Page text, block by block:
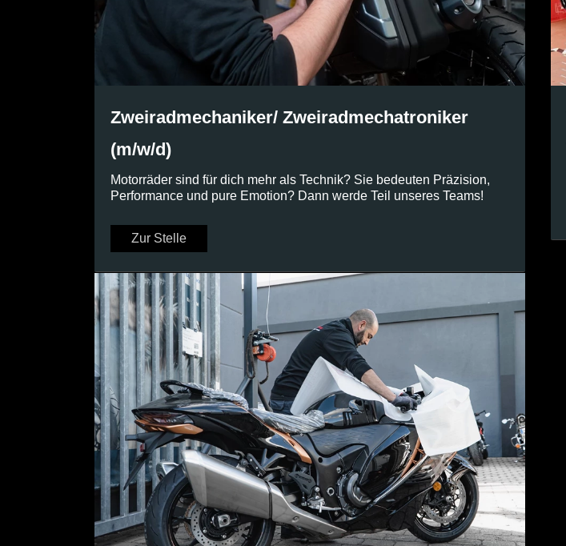
Zweiradmechaniker/ Zweiradmechatroniker
(m/w/d)
Motorräder sind für dich mehr als Technik? Sie bedeuten Präzision,
Performance und pure Emotion? Dann werde Teil unseres Teams!
Zur Stelle